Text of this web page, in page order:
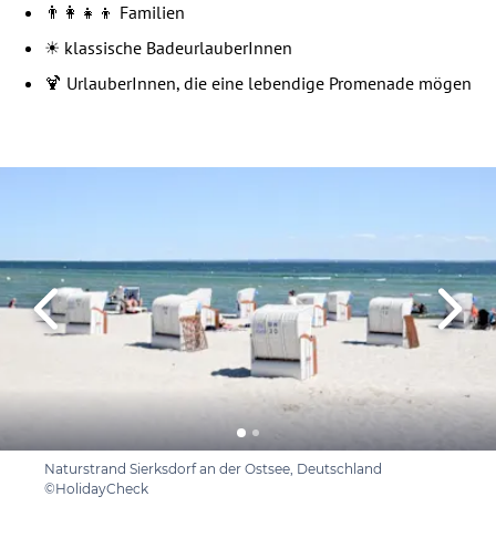
👨‍👩‍👧‍👦 Familien
☀️ klassische BadeurlauberInnen
🍹 UrlauberInnen, die eine lebendige Promenade mögen
Naturstrand Sierksdorf an der Ostsee, Deutschland
©HolidayCheck